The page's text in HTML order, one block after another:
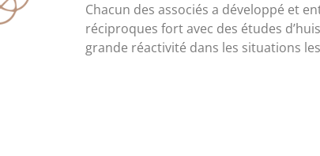
Chacun des associés a développé et
réciproques fort avec des études
grande réactivité dans les situations